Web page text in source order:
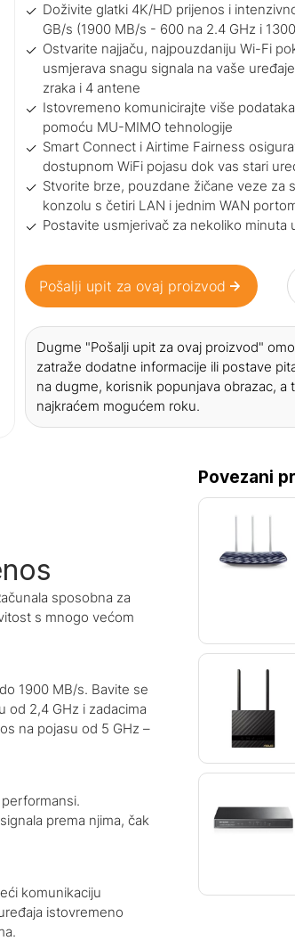
Doživite glatki 4K/HD prijenos i
GB/s (1900 MB/s - 600 na 2.4 GHz i
Ostvarite najjaču, najpouzdaniju Wi-Fi
usmjerava snagu signala na vaše
zraka i 4 antene
Istovremeno komunicirajte više
pomoću MU-MIMO tehnologije
Smart Connect i Airtime Fairness
dostupnom WiFi pojasu dok vas stari
Stvorite brze, pouzdane žičane veze za
konzolu s četiri LAN i jednim WAN
Postavite usmjerivač za nekoliko minuta
Pošalji upit za ovaj proizvod
Dugme "Pošalji upit za ovaj proizvod"
zatraže dodatne informacije ili postave
na dugme, korisnik popunjava obrazac, a
najkraćem mogućem roku.
sposobna za
s mnogo većom
1900 MB/s. Bavite se
od 2,4 GHz i zadacima
na pojasu od 5 GHz –
prema njima, čak
komunikaciju
istovremeno
Povezani